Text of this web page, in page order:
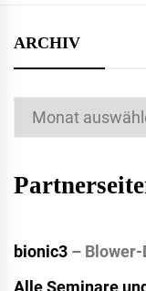
ARCHIV
Archiv
bionic3 –
Alle Seminare